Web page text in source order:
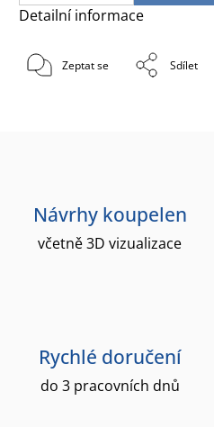
Detailní informace
Zeptat se Sdílet
Návrhy koupelen
včetně 3D vizualizace
Rychlé doručení
do 3 pracovních dnů